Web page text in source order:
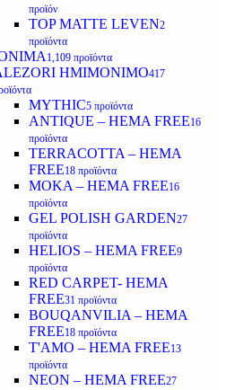
προϊόν
TOP MATTE LEVEN2
προϊόντα
1,109 προϊόντα
ΗΜΙΜΟΝΙΜΟ417
MYTHIC5 προϊόντα
ANTIQUE – HEMA FREE16
προϊόντα
TERRACOTTA – HEMA
FREE18 προϊόντα
MOKA – HEMA FREE16
προϊόντα
GEL POLISH GARDEN27
προϊόντα
HELIOS – HEMA FREE9
προϊόντα
RED CARPET- HEMA
FREE31 προϊόντα
BOUQANVILIA – HEMA
FREE18 προϊόντα
T'AMO – HEMA FREE13
προϊόντα
NEON – HEMA FREE27